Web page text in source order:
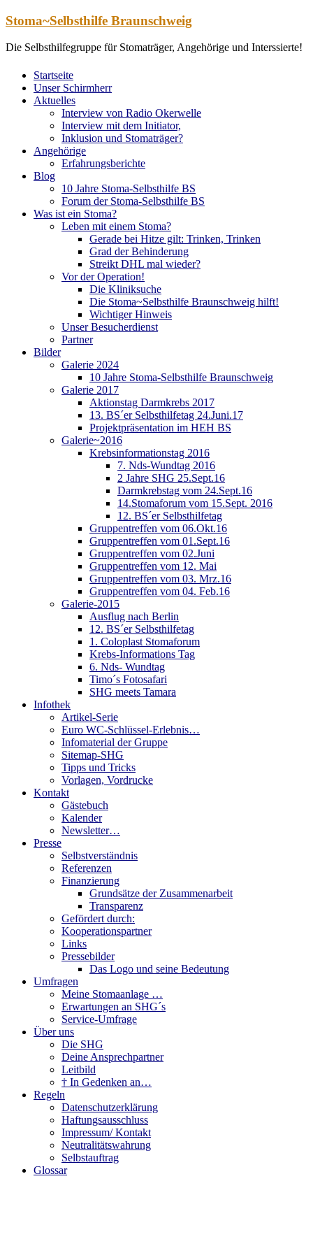
Zum
springen
Stoma~Selbsthilfe Braunschweig
Die Selbsthilfegruppe für Stomaträger, Angehörige und Interssierte!
Startseite
Unser Schirmherr
Aktuelles
Interview von Radio Okerwelle
Interview mit dem Initiator,
Inklusion und Stomaträger?
Angehörige
Erfahrungsberichte
Blog
10 Jahre Stoma-Selbsthilfe BS
Forum der Stoma-Selbsthilfe BS
Was ist ein Stoma?
Leben mit einem Stoma?
Gerade bei Hitze gilt: Trinken, Trinken
Grad der Behinderung
Streikt DHL mal wieder?
Vor der Operation!
Die Kliniksuche
Die Stoma~Selbsthilfe Braunschweig hilft!
Wichtiger Hinweis
Unser Besucherdienst
Partner
Bilder
Galerie 2024
10 Jahre Stoma-Selbsthilfe Braunschweig
Galerie 2017
Aktionstag Darmkrebs 2017
13. BS´er Selbsthilfetag 24.Juni.17
Projektpräsentation im HEH BS
Galerie~2016
Krebsinformationstag 2016
7. Nds-Wundtag 2016
2 Jahre SHG 25.Sept.16
Darmkrebstag vom 24.Sept.16
14.Stomaforum vom 15.Sept. 2016
12. BS´er Selbsthilfetag
Gruppentreffen vom 06.Okt.16
Gruppentreffen vom 01.Sept.16
Gruppentreffen vom 02.Juni
Gruppentreffen vom 12. Mai
Gruppentreffen vom 03. Mrz.16
Gruppentreffen vom 04. Feb.16
Galerie-2015
Ausflug nach Berlin
12. BS´er Selbsthilfetag
1. Coloplast Stomaforum
Krebs-Informations Tag
6. Nds- Wundtag
Timo´s Fotosafari
SHG meets Tamara
Infothek
Artikel-Serie
Euro WC-Schlüssel-Erlebnis…
Infomaterial der Gruppe
Sitemap-SHG
Tipps und Tricks
Vorlagen, Vordrucke
Kontakt
Gästebuch
Kalender
Newsletter…
Presse
Selbstverständnis
Referenzen
Finanzierung
Grundsätze der Zusammenarbeit
Transparenz
Gefördert durch:
Kooperationspartner
Links
Pressebilder
Das Logo und seine Bedeutung
Umfragen
Meine Stomaanlage …
Erwartungen an SHG´s
Service-Umfrage
Über uns
Die SHG
Deine Ansprechpartner
Leitbild
† In Gedenken an…
Regeln
Datenschutzerklärung
Haftungsausschluss
Impressum/ Kontakt
Neutralitätswahrung
Selbstauftrag
Glossar